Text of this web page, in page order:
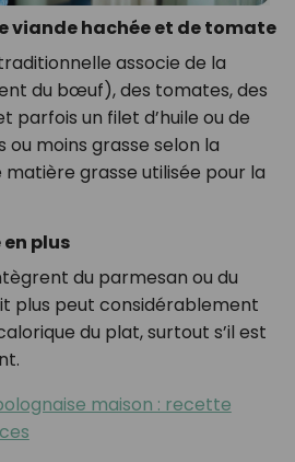
viande hachée et de tomate
associe de la
du bœuf), des tomates, des
parfois un filet d’huile ou de
ou moins grasse selon la
matière grasse utilisée pour la
plus
du parmesan ou du
plus peut considérablement
du plat, surtout s’il est
maison : recette